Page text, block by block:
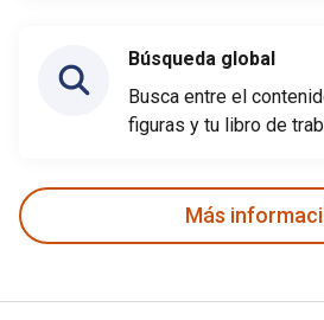
Búsqueda global
Busca entre el
figuras y tu libro de
Más